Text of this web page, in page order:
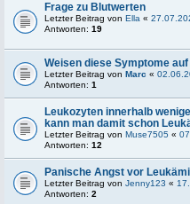
Frage zu Blutwerten
Letzter Beitrag von Ella «
Antworten: 19
Weisen diese Symptome
Letzter Beitrag von Marc «
Antworten: 1
Leukozyten innerhalb
kann man damit schon
Letzter Beitrag von Muse7505 «
Antworten: 12
Panische Angst vor
Letzter Beitrag von Jenny123 «
Antworten: 2